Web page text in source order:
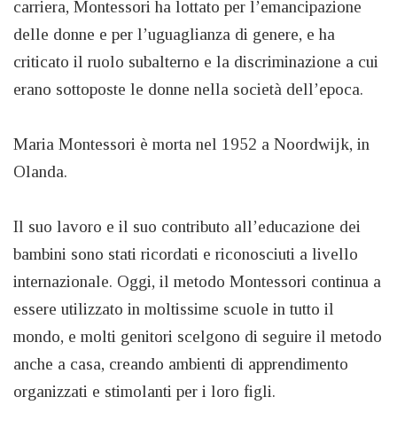
carriera, Montessori ha lottato per l’emancipazione
delle donne e per l’uguaglianza di genere, e ha
criticato il ruolo subalterno e la discriminazione a cui
erano sottoposte le donne nella società dell’epoca.
Maria Montessori è morta nel 1952 a Noordwijk, in
Olanda.
Il suo lavoro e il suo contributo all’educazione dei
bambini sono stati ricordati e riconosciuti a livello
internazionale. Oggi, il metodo Montessori continua a
essere utilizzato in moltissime scuole in tutto il
mondo, e molti genitori scelgono di seguire il metodo
anche a casa, creando ambienti di apprendimento
organizzati e stimolanti per i loro figli.